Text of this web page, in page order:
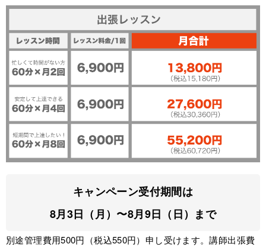
キャンペーン受付期間は
8月3日（月）〜8月9日（日）まで
別途管理費用500円（税込550円） 申し受けます。講師出張費